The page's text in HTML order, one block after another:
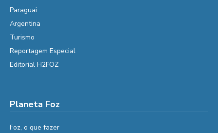
Paraguai
Argentina
Turismo
Reportagem Especial
Editorial H2FOZ
Planeta Foz
Foz, o que fazer